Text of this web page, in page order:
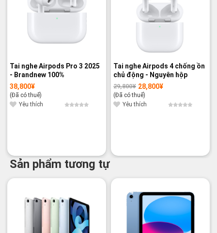
Tai nghe Airpods Pro 3 2025
- Brandnew 100%
38,800¥
(Đã có thuế)
Yêu thích
Tai nghe Airpods 4 chống ồn
chủ động - Nguyên hộp
29,800¥
Giá
gốc
là:
29,800¥.
28,800¥
Giá
hiện
tại
là:
28,800¥.
(Đã có thuế)
Yêu thích
Sản phẩm tương tự
-3%